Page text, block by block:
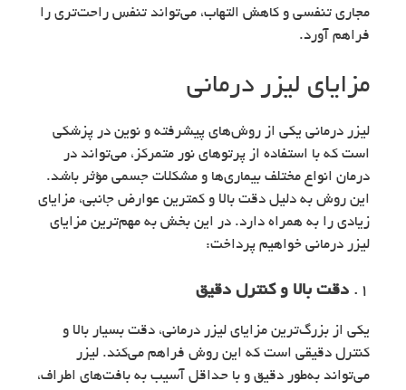
مجاری تنفسی و کاهش التهاب، می‌تواند تنفس راحت‌تری را
فراهم آورد.
مزایای لیزر درمانی
لیزر درمانی یکی از روش‌های پیشرفته و نوین در پزشکی
است که با استفاده از پرتوهای نور متمرکز، می‌تواند در
درمان انواع مختلف بیماری‌ها و مشکلات جسمی مؤثر باشد.
این روش به دلیل دقت بالا و کمترین عوارض جانبی، مزایای
زیادی را به همراه دارد. در این بخش به مهم‌ترین مزایای
لیزر درمانی خواهیم پرداخت:
1. دقت بالا و کنترل دقیق
یکی از بزرگ‌ترین مزایای لیزر درمانی، دقت بسیار بالا و
کنترل دقیقی است که این روش فراهم می‌کند. لیزر
می‌تواند به‌طور دقیق و با حداقل آسیب به بافت‌های اطراف،